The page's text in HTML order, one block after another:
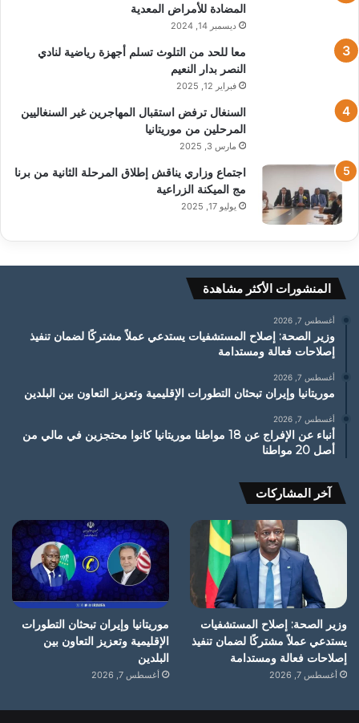
المضادة للأمراض المعدية
ديسمبر 14, 2024
معا للحد من التلوث تسلم أجهزة رياضية لنادي
النصر بدار النعيم
فبراير 12, 2025
السنغال ترفض استقبال المهاجرين غير السنغاليين
المرحلين من موريتانيا
مارس 3, 2025
اجتماع وزاري يناقش إطلاق المرحلة الثانية من برنا
مج الميكنة الزراعية
يوليو 17, 2025
المنشورات الأكثر مشاهدة
أغسطس 7, 2026
وزير الصحة: إصلاح المستشفيات يستدعي عملاً مشتركًا لضمان تنفيذ
إصلاحات فعالة ومستدامة
أغسطس 7, 2026
موريتانيا وإيران تبحثان التطورات الإقليمية وتعزيز التعاون بين البلدين
أغسطس 7, 2026
أنباء عن الإفراج عن 18 مواطنا موريتانيا كانوا محتجزين في مالي من
أصل 20 مواطنا
آخر المشاركات
وزير الصحة: إصلاح المستشفيات
يستدعي عملاً مشتركًا لضمان تنفيذ
إصلاحات فعالة ومستدامة
أغسطس 7, 2026
موريتانيا وإيران تبحثان التطورات
الإقليمية وتعزيز التعاون بين
البلدين
أغسطس 7, 2026